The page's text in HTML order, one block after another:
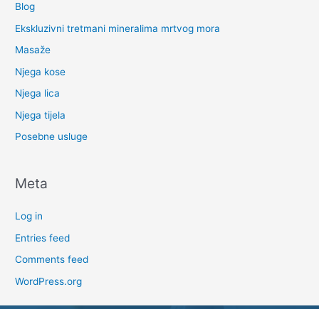
Blog
Ekskluzivni tretmani mineralima mrtvog mora
Masaže
Njega kose
Njega lica
Njega tijela
Posebne usluge
Meta
Log in
Entries feed
Comments feed
WordPress.org